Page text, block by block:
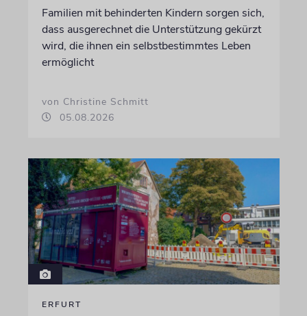
Familien mit behinderten Kindern sorgen sich,
dass ausgerechnet die Unterstützung gekürzt
wird, die ihnen ein selbstbestimmtes Leben
ermöglicht
von Christine Schmitt
05.08.2026
ERFURT